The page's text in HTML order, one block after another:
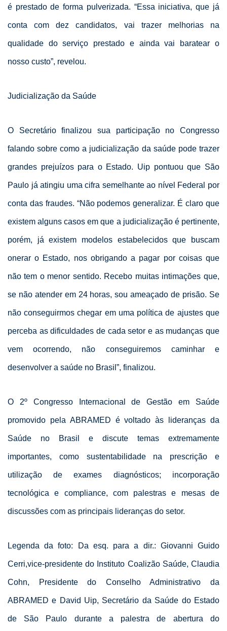
é prestado de forma pulverizada. “Essa iniciativa, que já
conta com dez candidatos, vai trazer melhorias na
qualidade do serviço prestado e ainda vai baratear o
nosso custo”, revelou.
Judicialização da Saúde
O Secretário finalizou sua participação no Congresso
falando sobre como a judicialização da saúde pode trazer
grandes prejuízos para o Estado. Uip pontuou que São
Paulo já atingiu uma cifra semelhante ao nível Federal por
conta das fraudes. “Não podemos generalizar. É claro que
existem alguns casos em que a judicialização é pertinente,
porém, já existem modelos estabelecidos que buscam
onerar o Estado, nos obrigando a pagar por coisas que
não tem o menor sentido. Recebo muitas intimações que,
se não atender em 24 horas, sou ameaçado de prisão. Se
não conseguirmos chegar em uma política de ajustes que
perceba as dificuldades de cada setor e as mudanças que
vem ocorrendo, não conseguiremos caminhar e
desenvolver a saúde no Brasil”, finalizou.
O 2º Congresso Internacional de Gestão em Saúde
promovido pela ABRAMED é voltado às lideranças da
Saúde no Brasil e discute temas extremamente
importantes, como sustentabilidade na prescrição e
utilização de exames diagnósticos; incorporação
tecnológica e compliance, com palestras e mesas de
discussões com as principais lideranças do setor.
Legenda da foto: Da esq. para a dir.: Giovanni Guido
Cerri,vice-presidente do Instituto Coalizão Saúde, Claudia
Cohn, Presidente do Conselho Administrativo da
ABRAMED e David Uip, Secretário da Saúde do Estado
de São Paulo durante a palestra de abertura do